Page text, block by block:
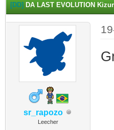
[DD] DA LAST EVOLUTION
sr_rapozo
Leecher